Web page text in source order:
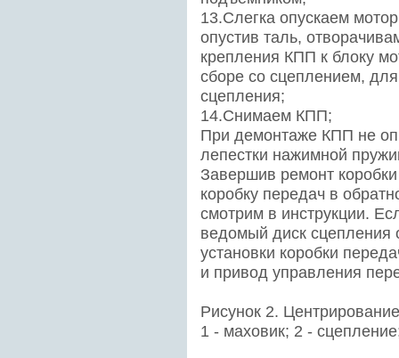
13.Слегка опускаем
опустив таль,
крепления КПП к блоку
сборе со сцеплением,
сцепления;
14.Снимаем КПП;
При демонтаже КПП не
лепестки нажимной
Завершив ремонт
коробку передач в
смотрим в инструкции.
ведомый диск сцепления
установки коробки
и привод управления
Рисунок 2.
1 - маховик; 2 -